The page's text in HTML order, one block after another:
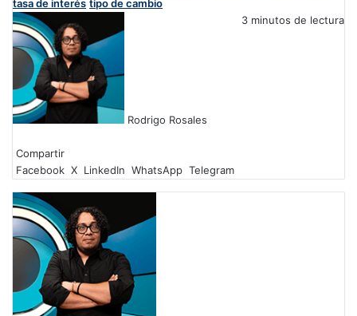
tasa de interés tipo de cambio
Rodrigo Rosales
3 minutos de lectura
a
c
b
o
o
i
n
e
d
I
h
a
s
A
p
e
l
g
r
a
m
Compartir
Facebook X LinkedIn WhatsApp Telegram